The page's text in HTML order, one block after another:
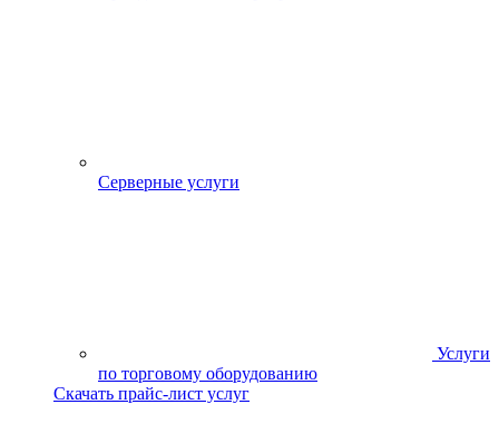
Серверные услуги
Услуги
по торговому оборудованию
Скачать прайс-лист услуг